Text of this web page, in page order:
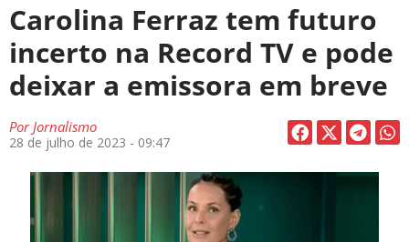
Carolina Ferraz tem futuro
incerto na Record TV e pode
deixar a emissora em breve
PorJornalismo
28 de julho de 2023 - 09:47